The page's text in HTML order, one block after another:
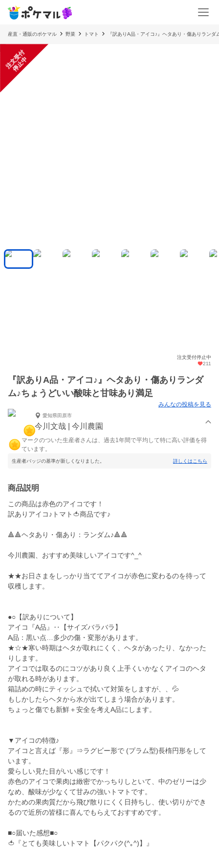
産直・通販のポケマル 野菜 トマト 『訳ありA品・アイコ♪』ヘタあり・傷ありラン
注
文
受
付
停
止
中
注文受付停止中
211
『訳ありA品・アイコ♪』ヘタあり・傷ありランダ
ム♪ちょうどいい酸味と甘味あり満足
みんなの投稿を見る
愛知県田原市
今川文哉 | 今川農園
マークのついた生産者さんは、過去1年間で平均して特に高い評価を得
ています。
生産者バッジの基準が新しくなりました。 詳しくはこちら
商品説明
この商品は赤色のアイコです！
訳ありアイコ♪トマト🍅商品です♪
🔺🔺ヘタあり・傷あり：ランダム♪🔺🔺
今川農園、おすすめ美味しいアイコです^_^
★★お日さまをしっかり当ててアイコが赤色に変わるのを待って
収穫します。
●○【訳ありについて】
アイコ『A品』‥【サイズバラバラ】
A品：黒い点…多少の傷・変形があります。
★☆★寒い時期はヘタが取れにくく、ヘタがあったり、なかった
りします。
アイコでは取るのにコツがあり良く上手くいかなくアイコのヘタ
が取れる時があります。
箱詰めの時にティッシュで拭いて対策をしますが、、💦
もしかしたらヘタから水が出てしまう場合があります。
ちょっと傷でも新鮮＋安全を考えA品にします。
▼アイコの特徴♪
アイコと言えば『形』⇒ラグビー形で (プラム型)長楕円形をして
います。
愛らしい見た目がいい感じです！
赤色のアイコで果肉は緻密でかっちりしといて、中のゼリーは少
なめ、酸味が少なくて甘みの強いトマトです。
かための果肉質だから飛び散りにくく日持ちし、使い切りができ
るので近所の皆様に喜んでもらえておすすめです。
■○届いた感想■○
🍅『とても美味しいトマト【パクパク(^｡^)】』